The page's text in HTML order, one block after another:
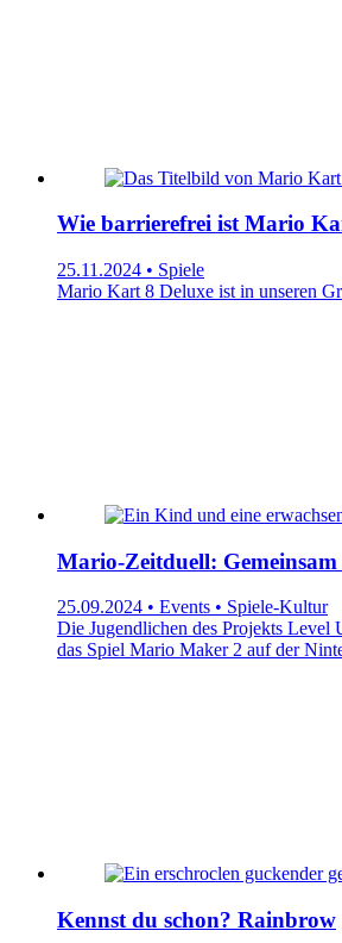
Wie barrierefrei ist Mario
25.11.2024 • Spiele
Mario Kart 8 Deluxe ist in unseren
Mario-Zeitduell:
25.09.2024 • Events • Spiele-Kultur
Die Jugendlichen des Projekts Level
das Spiel Mario Maker 2 auf der
Kennst du schon? Rainbrow